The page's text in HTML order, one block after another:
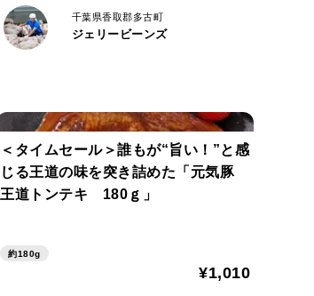
千葉県香取郡多古町
ジェリービーンズ
＜タイムセール＞誰もが“旨い！”と感
じる王道の味を突き詰めた「元気豚
王道トンテキ 180ｇ」
約180g
¥1,010